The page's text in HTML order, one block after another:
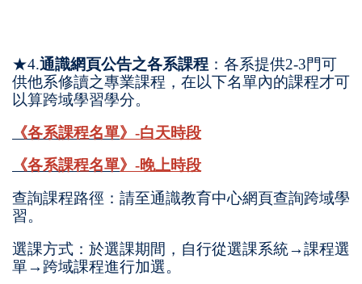
★4.通識網頁公告之各系課程 ：各系提供2-3門可
供他系修讀之專業課程，在以下名單內的課程才可
以算跨域學習學分。
《各系課程名單》 -白天時段
《各系課程名單》 -晚上時段
查詢課程路徑：請至通識教育中心網頁查詢跨域學
習。
選課方式：於選課期間，自行從選課系統→課程選
單→跨域課程進行加選。